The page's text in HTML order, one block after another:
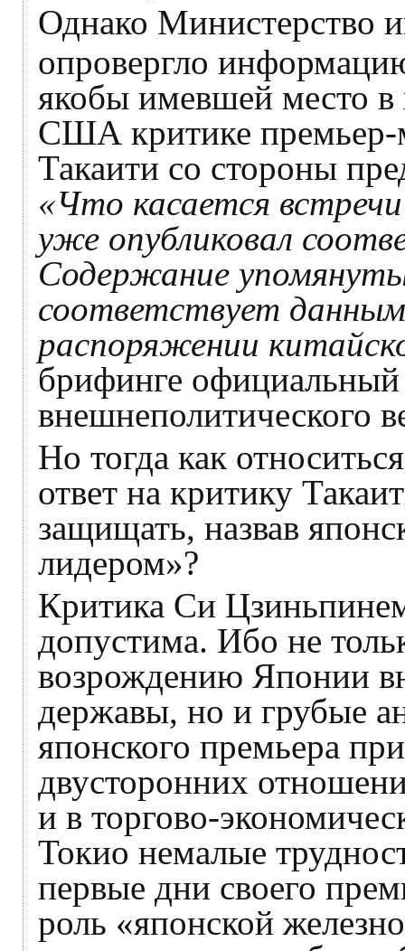
Однако Министерство
опровергло
якобы имевшей место в
США критике премьер-
Такаити со стороны
«Что касается
уже опубликовал
Содержание
соответствует
распоряжении
брифинге официальный
внешнеполитического
Но тогда как
ответ на критику
защищать, назвав
лидером»?
Критика Си
допустима. Ибо не
возрождению Японии
державы, но и грубые
японского премьера
двусторонних
и в торгово-
Токио немалые
первые дни своего
роль «японской